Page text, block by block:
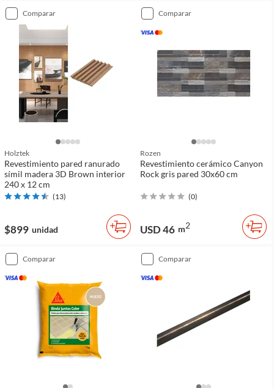
comparar
Holztek
Revestimiento pared ranurado
símil madera 3D Brown interior
240 x 12 cm
(13)
$899 unidad
comparar
Rozen
Revestimiento cerámico Canyon
Rock gris pared 30x60 cm
(0)
USD 46 m2
comparar comparar